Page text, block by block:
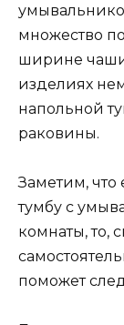
множество
ширине
изделиях
напольной
раковины.
Заметим,
тумбу с
комнаты, то,
поможет